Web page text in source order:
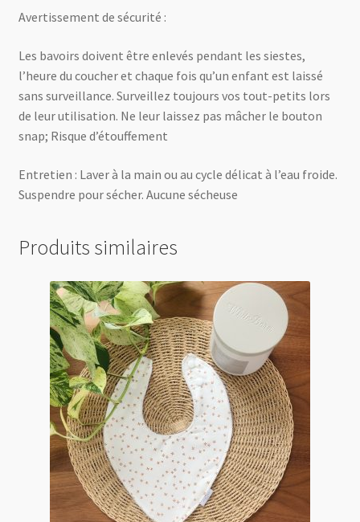
Avertissement de sécurité :
Les bavoirs doivent être enlevés pendant les siestes,
l’heure du coucher et chaque fois qu’un enfant est laissé
sans surveillance. Surveillez toujours vos tout-petits lors
de leur utilisation. Ne leur laissez pas mâcher le bouton
snap; Risque d’étouffement
Entretien : Laver à la main ou au cycle délicat à l’eau froide.
Suspendre pour sécher. Aucune sécheuse
Produits similaires